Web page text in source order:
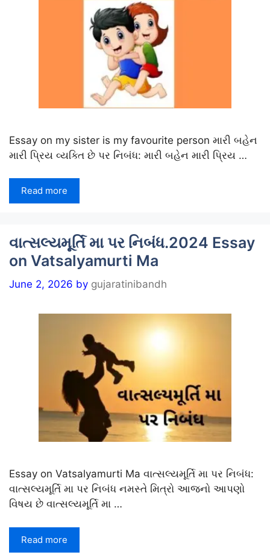
Essay on my sister is my favourite person મારી બહેન
મારી પ્રિય વ્યક્તિ છે પર નિબંધ: મારી બહેન મારી પ્રિય …
Read more
વાત્સલ્યમૂર્તિ મા પર નિબંધ.2024 Essay
on Vatsalyamurti Ma
June 2, 2026 by gujaratinibandh
Essay on Vatsalyamurti Ma વાત્સલ્યમૂર્તિ મા પર નિબંધ:
વાત્સલ્યમૂર્તિ મા પર નિબંધ નમસ્તે મિત્રો આજનો આપણો
વિષય છે વાત્સલ્યમૂર્તિ મા …
Read more